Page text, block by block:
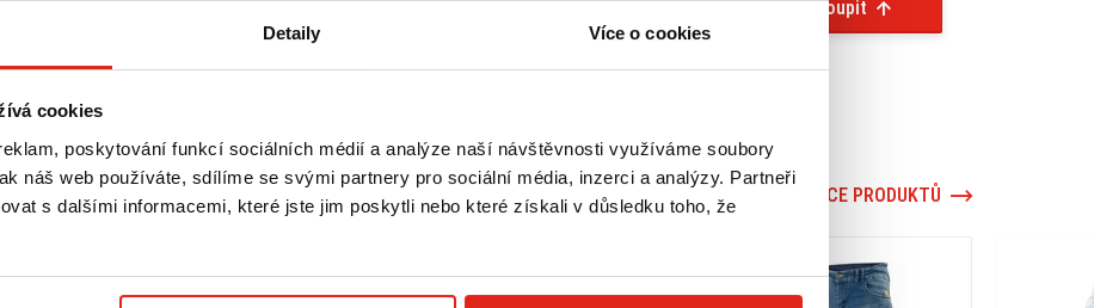
Detaily Více o cookies
cookies
poskytování funkcí sociálních médií a analýze naší návštěvnosti využíváme soubory
náš web používáte, sdílíme se svými partnery pro sociální média, inzerci a analýzy. Partneři
s dalšími informacemi, které jste jim poskytli nebo které získali v důsledku toho, že
Koupit
VÍCE PRODUKTŮ